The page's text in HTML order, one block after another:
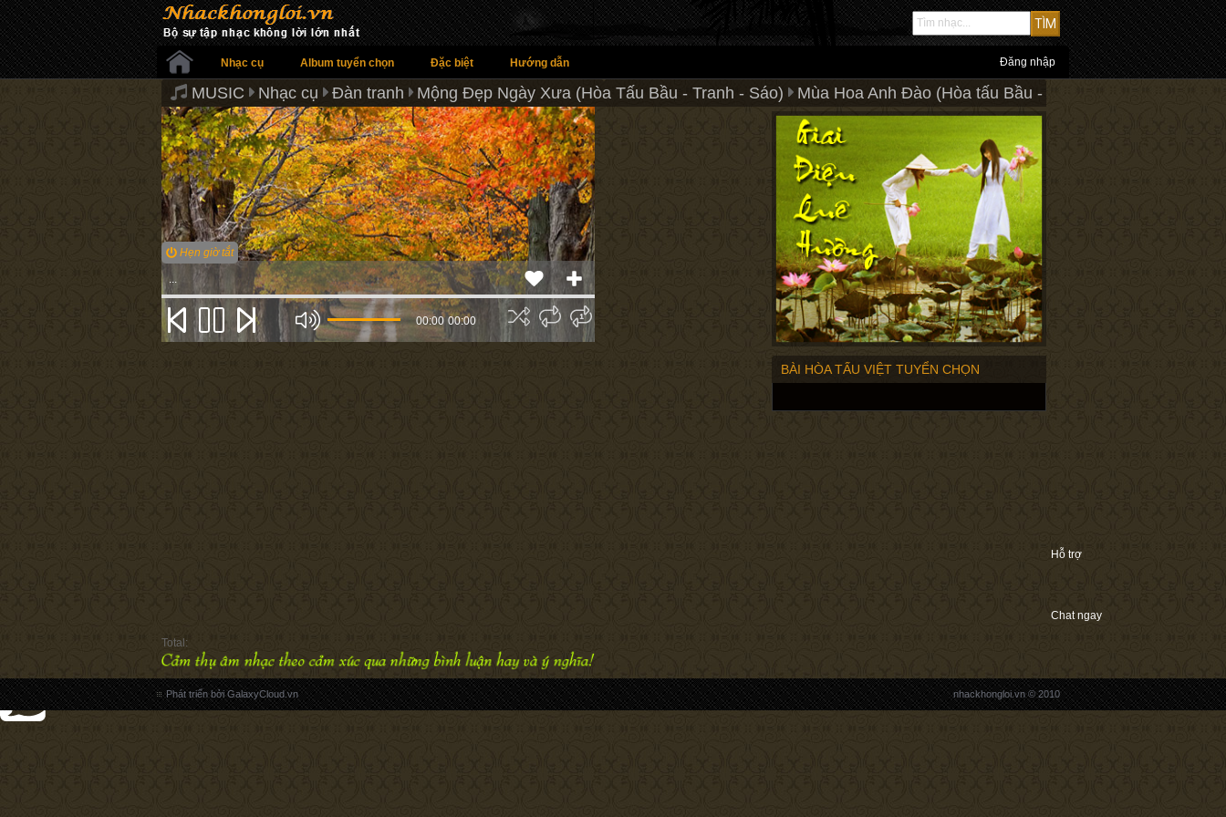
Nhạc cụ Album tuyển chọn Đặc biệt Hướng dẫn Đăng nhập
MUSIC Nhạc cụ Đàn tranh Mộng Đẹp Ngày Xưa (Hòa Tấu Bầu - Tranh - Sáo) Mùa Hoa Anh Đào (Hòa tấu Bầu - Tranh - Sáo)
Hẹn giờ tắt
...
00:00 00:00
Total:
BÀI HÒA TẤU VIỆT TUYỂN CHỌN
Hỗ trợ
Chat ngay
Phát triển bởi GalaxyCloud.vn nhackhongloi.vn © 2010